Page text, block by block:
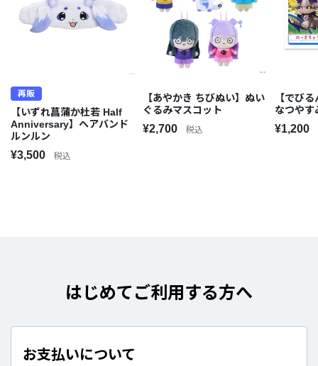
再販
【いずれ菖蒲か杜若 Half
Anniversary】ヘアバンド
ルンルン
¥3,500 税込
【あやかき ちびぬい】ぬい
ぐるみマスコット
¥2,700 税込
【でび
なつやす
¥1,200
はじめてご利用する方へ
お支払いについて